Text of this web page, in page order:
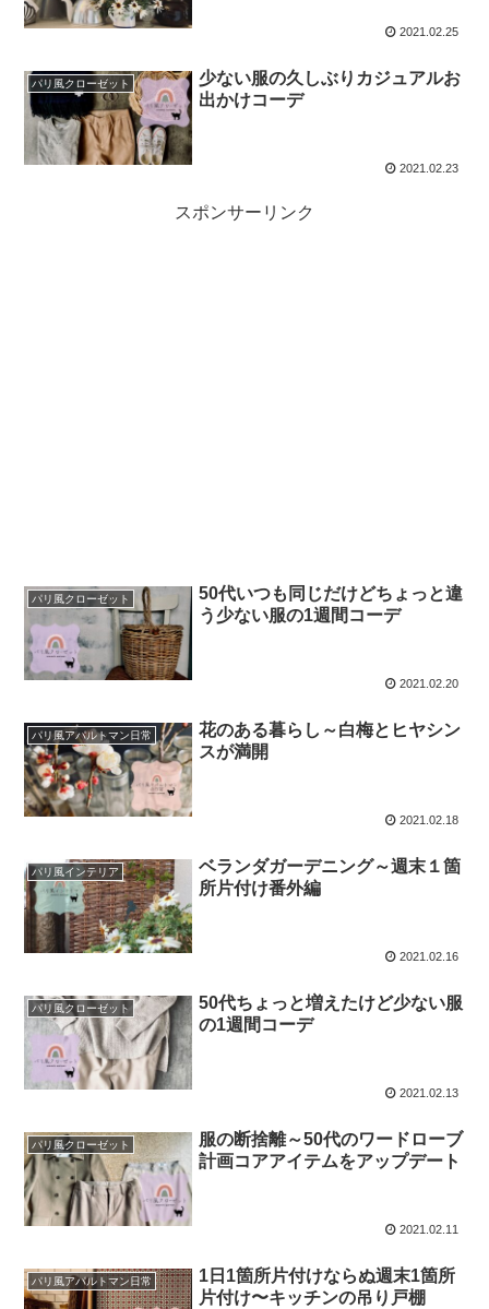
2021.02.25
パリ風クローゼット
少ない服の久しぶりカジュアルお
出かけコーデ
2021.02.23
スポンサーリンク
パリ風クローゼット
50代いつも同じだけどちょっと違
う少ない服の1週間コーデ
2021.02.20
パリ風アパルトマン日常
花のある暮らし～白梅とヒヤシン
スが満開
2021.02.18
パリ風インテリア
ベランダガーデニング～週末１箇
所片付け番外編
2021.02.16
パリ風クローゼット
50代ちょっと増えたけど少ない服
の1週間コーデ
2021.02.13
パリ風クローゼット
服の断捨離～50代のワードローブ
計画コアアイテムをアップデート
2021.02.11
パリ風アパルトマン日常
1日1箇所片付けならぬ週末1箇所
片付け〜キッチンの吊り戸棚